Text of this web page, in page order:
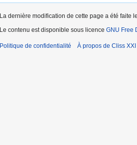
La dernière modification de cette page a été faite
Le contenu est disponible sous licence GNU Free
Politique de confidentialité À propos de Cliss XXI